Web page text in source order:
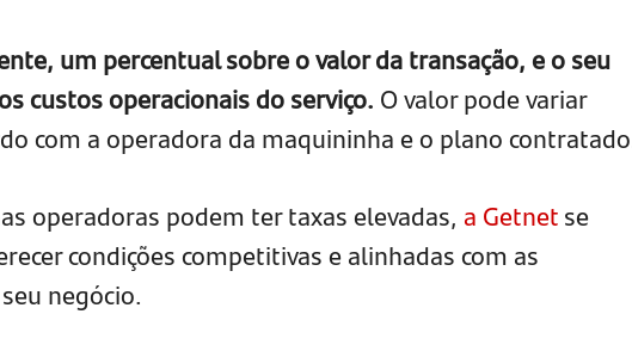
um percentual sobre o valor da transação, e o seu
custos operacionais do serviço. O valor pode variar
com a operadora da maquininha e o plano
operadoras podem ter taxas elevadas, a Getnetse
condições competitivas e alinhadas com as
negócio.